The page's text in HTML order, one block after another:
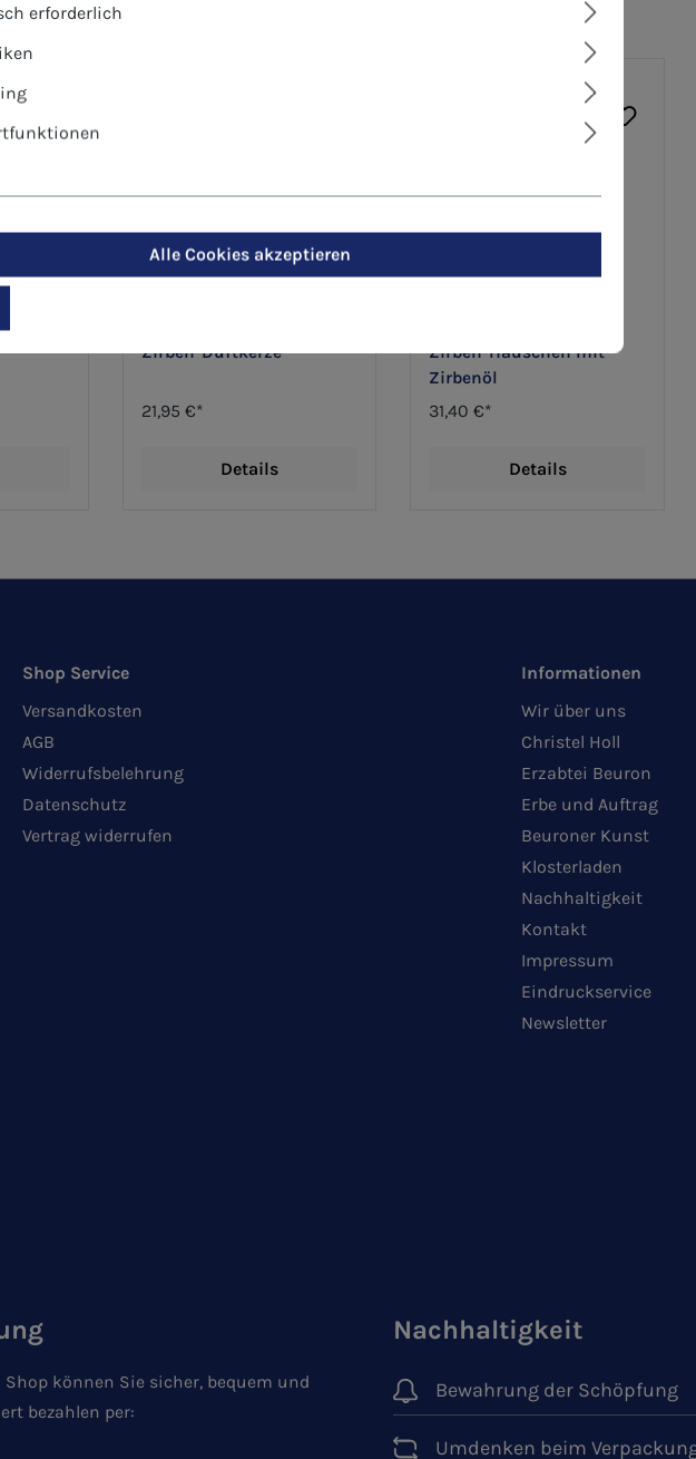
Zirben-Duftkerze
21,95 €*
Details
Zirben-Häuschen mit
Zirbenöl
31,40 €*
Details
Shop Service
Versandkosten
AGB
Widerrufsbelehrung
Datenschutz
Vertrag widerrufen
Informationen
Wir über uns
Christel Holl
Erzabtei Beuron
Erbe und Auftrag
Beuroner Kunst
Klosterladen
Nachhaltigkeit
Kontakt
Impressum
Eindruckservice
Newsletter
Shop können Sie sicher, bequem und
bezahlen per:
Nachhaltigkeit
Bewahrung der Schöpfung
Umdenken beim
erforderlich
Alle Cookies akzeptieren